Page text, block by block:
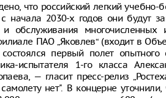
что российский легкий
начала 2030-х годов они будут
обслуживания многочисленных
ПАО „Яковлев“ (входит в
состоялся первый полет
испытателя 1-го класса
— гласит пресс-релиз
нет". В концерне